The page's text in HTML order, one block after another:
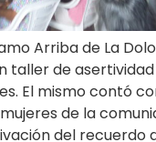
Arriba de La
taller de
El mismo contó
de la
del recuerdo